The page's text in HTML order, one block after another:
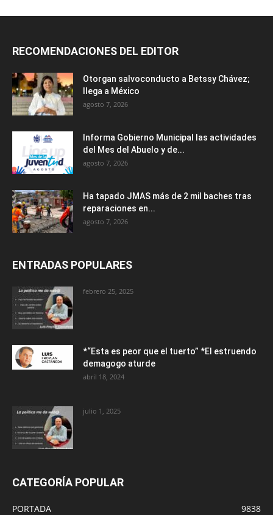
RECOMENDACIONES DEL EDITOR
Otorgan salvoconducto a Betssy Chávez;
llega a México
agosto 7, 2026
Informa Gobierno Municipal las actividades
del Mes del Abuelo y de...
agosto 7, 2026
Ha tapado JMAS más de 2 mil baches tras
reparaciones en...
agosto 7, 2026
ENTRADAS POPULARES
febrero 25, 2025
*“Esta es peor que el tuerto” *El estruendo
demagogo aturde
abril 18, 2024
julio 1, 2025
CATEGORÍA POPULAR
PORTADA
9838